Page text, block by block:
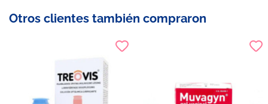
Otros clientes también compraron